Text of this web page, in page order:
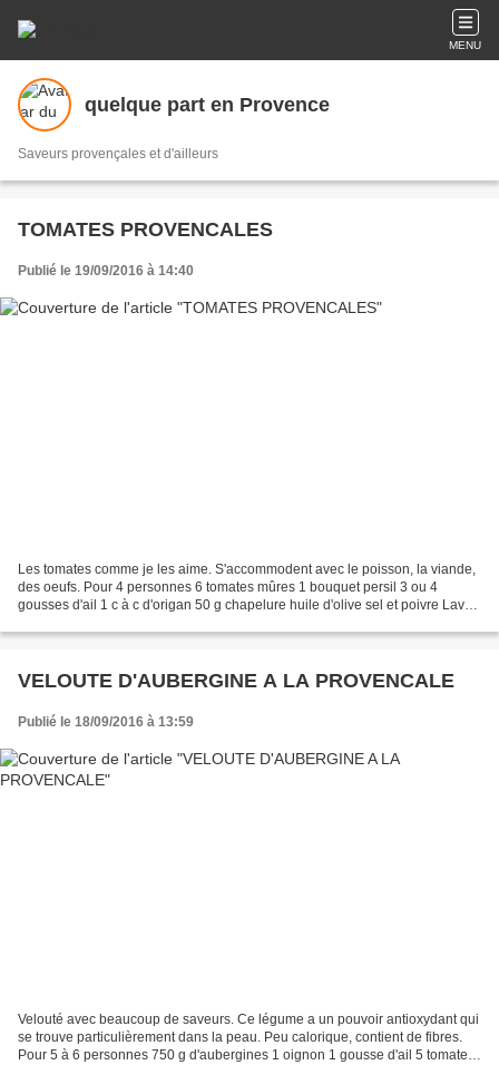
MENU
quelque part en Provence
Saveurs provençales et d'ailleurs
TOMATES PROVENCALES
Publié le 19/09/2016 à 14:40
Les tomates comme je les aime. S'accommodent avec le poisson, la viande,
des oeufs. Pour 4 personnes 6 tomates mûres 1 bouquet persil 3 ou 4
gousses d'ail 1 c à c d'origan 50 g chapelure huile d'olive sel et poivre Laver
VELOUTE D'AUBERGINE A LA PROVENCALE
Publié le 18/09/2016 à 13:59
Velouté avec beaucoup de saveurs. Ce légume a un pouvoir antioxydant qui
se trouve particulièrement dans la peau. Peu calorique, contient de fibres.
Pour 5 à 6 personnes 750 g d'aubergines 1 oignon 1 gousse d'ail 5 tomates